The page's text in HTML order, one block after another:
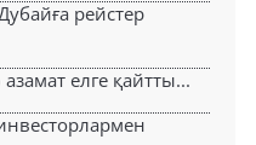
рейстер
елге қайтты...